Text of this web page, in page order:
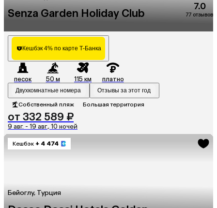
Senza Garden Holiday Club
7.0
77 отзывов
Кешбэк 4% по карте Т-Банка
песок 50 м 115 км платно
Двухкомнатные номера Отзывы за этот год
Собственный пляж Большая территория
от 332 589 ₽
9 авг. - 19 авг., 10 ночей
Кешбэк + 4 474
Бейоглу, Турция